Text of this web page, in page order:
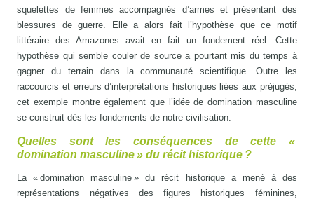
squelettes de femmes accompagnés d’armes et présentant des
blessures de guerre. Elle a alors fait l’hypothèse que ce motif
littéraire des Amazones avait en fait un fondement réel. Cette
hypothèse qui semble couler de source a pourtant mis du temps à
gagner du terrain dans la communauté scientifique. Outre les
raccourcis et erreurs d’interprétations historiques liées aux préjugés,
cet exemple montre également que l’idée de domination masculine
se construit dès les fondements de notre civilisation.
Quelles sont les conséquences de cette «
domination masculine » du récit historique ?
La « domination masculine » du récit historique a mené à des
représentations négatives des figures historiques féminines,